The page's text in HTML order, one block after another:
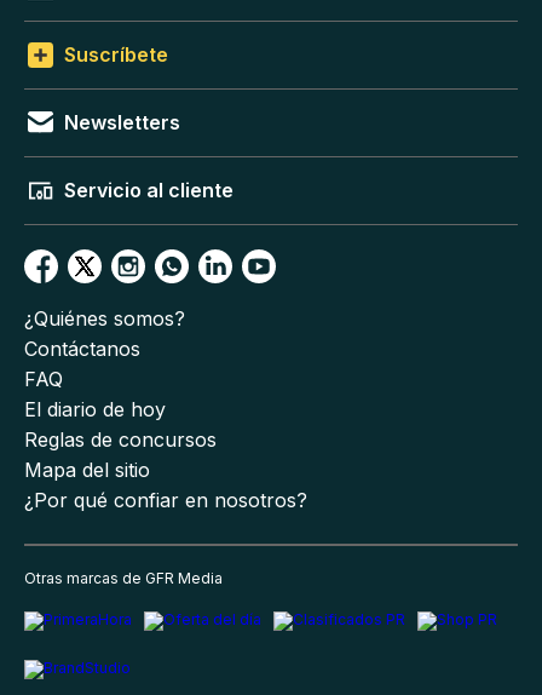
Suscríbete
Newsletters
Servicio al cliente
¿Quiénes somos?
Contáctanos
FAQ
El diario de hoy
Reglas de concursos
Mapa del sitio
¿Por qué confiar en nosotros?
Otras marcas de GFR Media